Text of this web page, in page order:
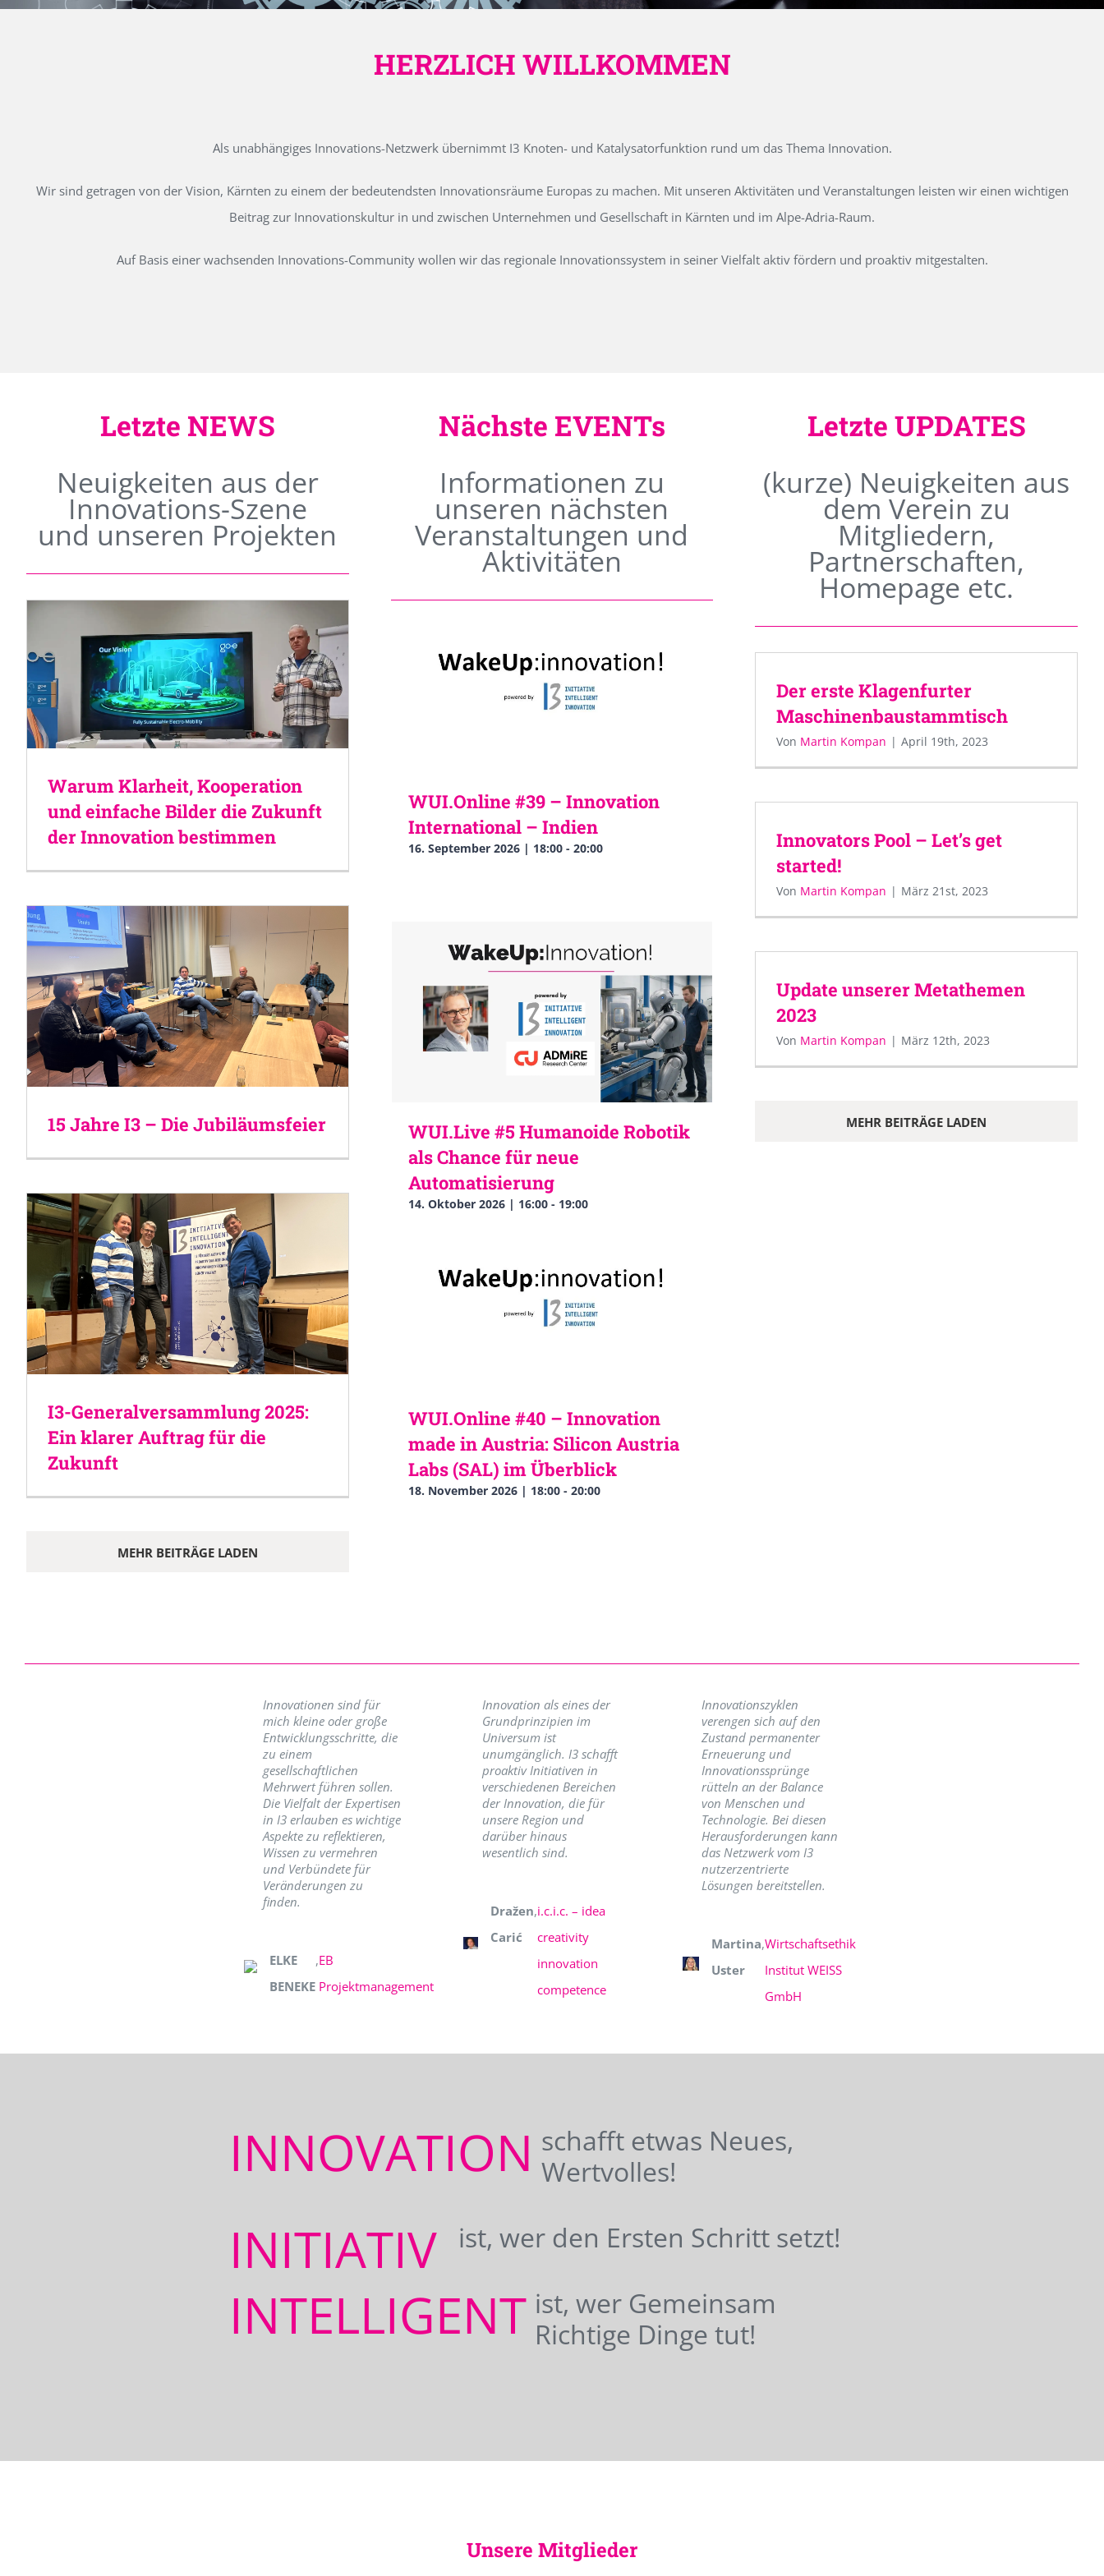
HERZLICH WILLKOMMEN
Als unabhängiges Innovations-Netzwerk übernimmt I3 Knoten- und Katalysatorfunktion rund um das Thema Innovation.
Wir sind getragen von der Vision, Kärnten zu einem der bedeutendsten Innovationsräume Europas zu machen. Mit unseren Aktivitäten und Veranstaltungen leisten wir einen wichtigen
Beitrag zur Innovationskultur in und zwischen Unternehmen und Gesellschaft in Kärnten und im Alpe-Adria-Raum.
Auf Basis einer wachsenden Innovations-Community wollen wir das regionale Innovationssystem in seiner Vielfalt aktiv fördern und proaktiv mitgestalten.
Letzte NEWS
Neuigkeiten aus der
Innovations-Szene
und unseren Projekten
Warum Klarheit, Kooperation
und einfache Bilder die Zukunft
der Innovation bestimmen
15 Jahre I3 – Die Jubiläumsfeier
I3-Generalversammlung 2025:
Ein klarer Auftrag für die
Zukunft
MEHR BEITRÄGE LADEN
Nächste EVENTs
Informationen zu
unseren nächsten
Veranstaltungen und
Aktivitäten
WUI.Online #39 – Innovation
International – Indien
16. September 2026 | 18:00- 20:00
WUI.Live #5 Humanoide Robotik
als Chance für neue
Automatisierung
14. Oktober 2026 | 16:00- 19:00
WUI.Online #40 – Innovation
made in Austria: Silicon Austria
Labs (SAL) im Überblick
18. November 2026 | 18:00- 20:00
Letzte UPDATES
(kurze) Neuigkeiten aus
dem Verein zu
Mitgliedern,
Partnerschaften,
Homepage etc.
Der erste Klagenfurter
Maschinenbaustammtisch
Von Martin Kompan | April 19th, 2023
Innovators Pool – Let’s get
started!
Von Martin Kompan | März 21st, 2023
Update unserer Metathemen
2023
Von Martin Kompan | März 12th, 2023
MEHR BEITRÄGE LADEN
Innovationen sind für
mich kleine oder große
Entwicklungsschritte, die
zu einem
gesellschaftlichen
Mehrwert führen sollen.
Die Vielfalt der Expertisen
in I3 erlauben es wichtige
Aspekte zu reflektieren,
Wissen zu vermehren
und Verbündete für
Veränderungen zu
finden.
ELKE
BENEKE
,EB
Projektmanagement
Innovation als eines der
Grundprinzipien im
Universum ist
unumgänglich. I3 schafft
proaktiv Initiativen in
verschiedenen Bereichen
der Innovation, die für
unsere Region und
darüber hinaus
wesentlich sind.
Dražen
Carić
,i.c.i.c. – idea
creativity
innovation
competence
Innovationszyklen
verengen sich auf den
Zustand permanenter
Erneuerung und
Innovationssprünge
rütteln an der Balance
von Menschen und
Technologie. Bei diesen
Herausforderungen kann
das Netzwerk vom I3
nutzerzentrierte
Lösungen bereitstellen.
Martina
Uster
,Wirtschaftsethik
Institut WEISS
GmbH
INNOVATION schafft etwas Neues,
Wertvolles!
INITIATIV ist, wer den Ersten Schritt setzt!
INTELLIGENT ist, wer Gemeinsam
Richtige Dinge tut!
Unsere Mitglieder